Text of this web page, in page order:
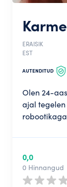
ERAISIK
EST
AUTENDITUD
Olen 24-
ajal tegelen
0,0
0 Hinnangud